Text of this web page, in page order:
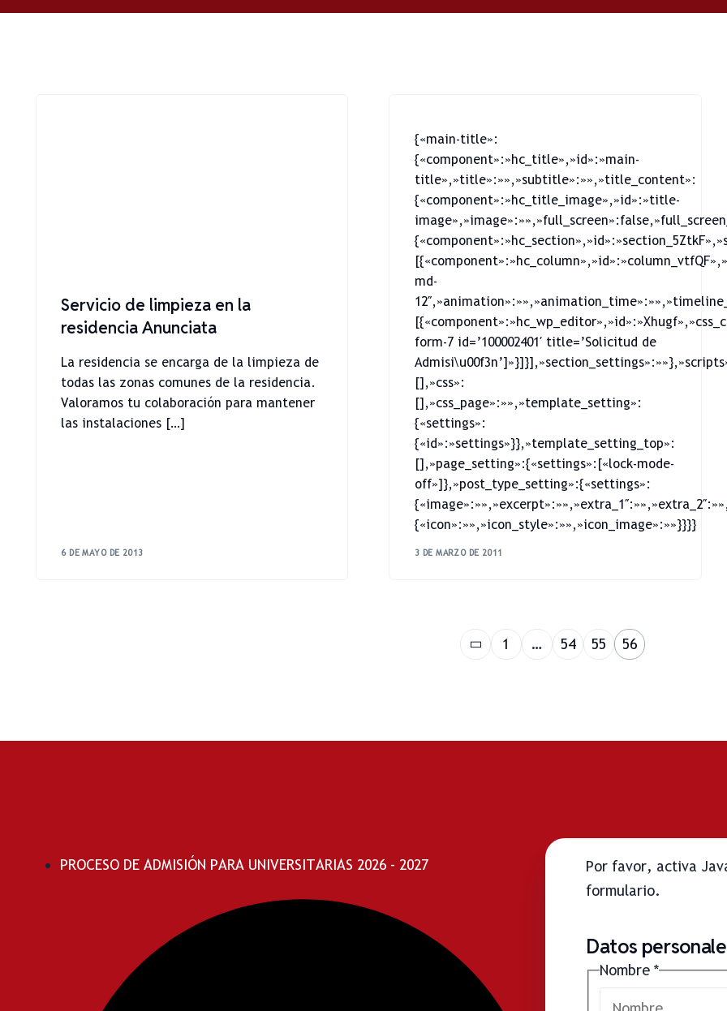
Servicio de limpieza en la
residencia Anunciata
La residencia se encarga de la limpieza de
todas las zonas comunes de la residencia.
Valoramos tu colaboración para mantener
las instalaciones […]
6 DE MAYO DE 2013
{«main-title»:
{«component»:»hc_title»,»id»:»main-
title»,»title»:»»,»subtitle»:»»,»title_content»:
{«component»:»hc_title_image»,»id»:»title-
md-
form-7 id=’100002401′ title=’Solicitud de
[],»css»:
[],»css_page»:»»,»template_setting»:
{«settings»:
{«id»:»settings»}},»template_setting_top»:
[],»page_setting»:{«settings»:[«lock-mode-
off»]},»post_type_setting»:{«settings»:
{«icon»:»»,»icon_style»:»»,»icon_image»:»»}}}}
3 DE MARZO DE 2011
1 … 54 55 56
PROCESO DE ADMISIÓN PARA UNIVERSITARIAS 2026 - 2027
Por favor, activa
formulario.
Datos
Nombre*